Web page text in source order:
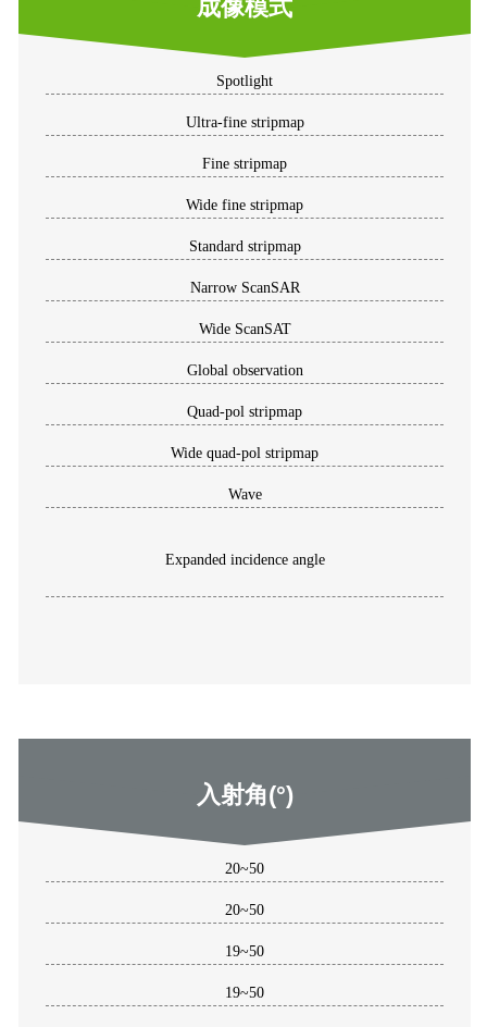
成像模式
Spotlight
Ultra-fine stripmap
Fine stripmap
Wide fine stripmap
Standard stripmap
Narrow ScanSAR
Wide ScanSAT
Global observation
Quad-pol stripmap
Wide quad-pol stripmap
Wave
Expanded incidence angle
入射角(°)
20~50
20~50
19~50
19~50